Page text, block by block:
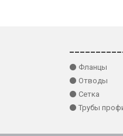
⚫ Фланцы
⚫ Отводы
⚫ Сетка
⚫ Трубы